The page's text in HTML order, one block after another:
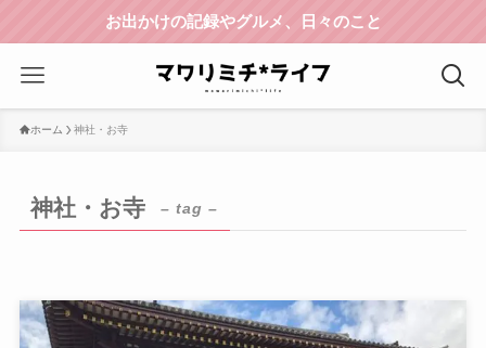
お出かけの記録やグルメ、日々のこと
ホーム 神社・お寺
神社・お寺 – tag –